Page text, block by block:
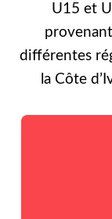
U15 et
différentes
la Côte